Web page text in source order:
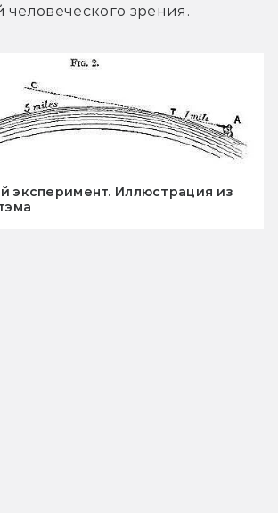
человеческого зрения.
эксперимент. Иллюстрация из